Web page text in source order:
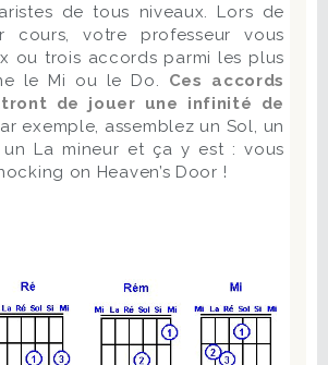
de tous niveaux. Lors de
cours, votre professeur vous
ou trois accords parmi les plus
le Mi ou le Do. Ces accords
de jouer une infinité de
exemple, assemblez un Sol, un
La mineur et ça y est : vous
on Heaven’s Door !